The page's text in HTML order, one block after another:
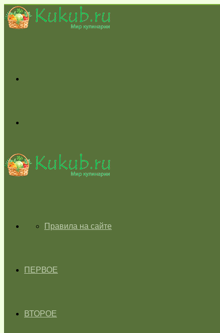
skin
ГЛАВНАЯПравила на сайте
ПЕРВОЕ
ВТОРОЕ